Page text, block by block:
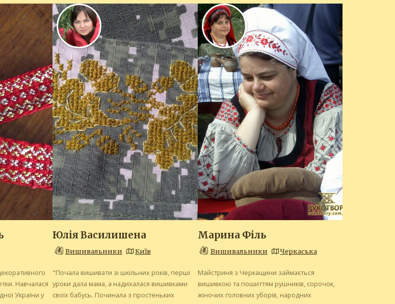
оточенні...
вишивні, які майстриня спрощує для
плетіння.
Навчалася
України у
Юлія Василишена
Вишивальники Київ
"Почала вишивати зі шкільних років, перші
уроки дала мама, а надихалася вишивками
своїх бабусь. Починала з простеньких
Марина Філь
Вишивальники Черкаська
Майстриня з Черкащини займається
вишивкою та пошиттям рушників, сорочок,
жіночих головних уборів, народних